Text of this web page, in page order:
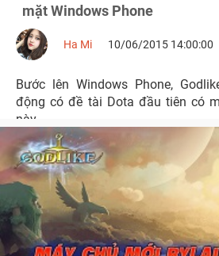
mặt Windows Phone
Ha Mi 10/06/2015 14:00:00
Bước lên Windows Phone,
động có đề tài Dota đầu tiên có
này.